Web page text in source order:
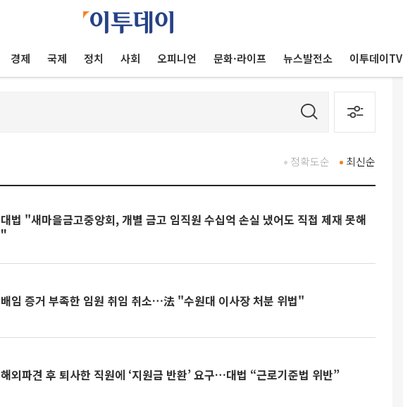
경제 국제 정치 사회 오피니언 문화·라이프 뉴스발전소 이투데이TV
최신순
정확도순
대법 "새마을금고중앙회, 개별 금고 임직원 수십억 손실 냈어도 직접 제재 못해
"
배임 증거 부족한 임원 취임 취소…法 "수원대 이사장 처분 위법"
해외파견 후 퇴사한 직원에 ‘지원금 반환’ 요구…대법 “근로기준법 위반”